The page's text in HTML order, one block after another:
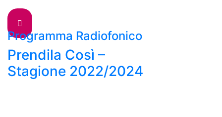
Programma Radiofonico
Prendila Così –
Stagione 2022/2024